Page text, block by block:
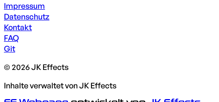
Impressum
Datenschutz
Kontakt
FAQ
Git
© 2026 JK Effects
Inhalte verwaltet von JK Effects